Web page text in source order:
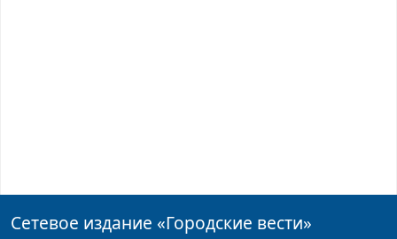
Сетевое издание «Городские вести»